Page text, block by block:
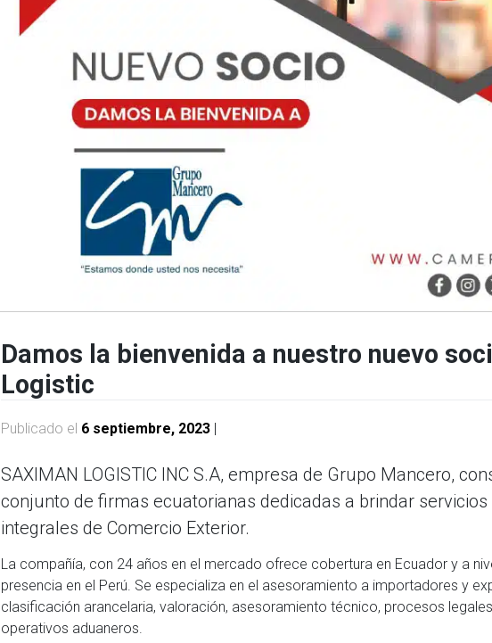
Damos la bienvenida a nuestro nuevo
Logistic
Publicado el 6 septiembre, 2023
SAXIMAN LOGISTIC INC S.A, empresa de Grupo Mancero,
conjunto de firmas ecuatorianas dedicadas a brindar
integrales de Comercio Exterior.
La compañía, con 24 años en el mercado ofrece cobertura en Ecuador y a
presencia en el Perú. Se especializa en el asesoramiento a importadores y
clasificación arancelaria, valoración, asesoramiento técnico, procesos
operativos aduaneros.